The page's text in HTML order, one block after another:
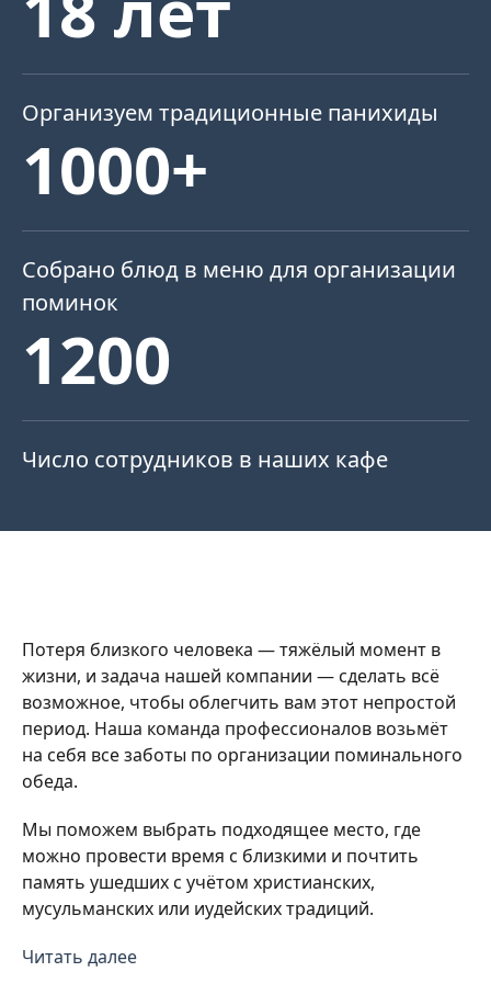
Организуем традиционные панихиды
1000+
Собрано блюд в меню для организации
поминок
1200
Число сотрудников в наших кафе
Потеря близкого человека — тяжёлый момент в
жизни, и задача нашей компании — сделать всё
возможное, чтобы облегчить вам этот непростой
период. Наша команда профессионалов возьмёт
на себя все заботы по организации поминального
обеда.
Мы поможем выбрать подходящее место, где
можно провести время с близкими и почтить
память ушедших с учётом христианских,
мусульманских или иудейских традиций.
Поминальные залы расположены в разных
Читать далее